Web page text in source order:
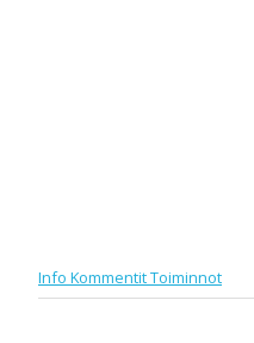
Info KommentitToiminnot